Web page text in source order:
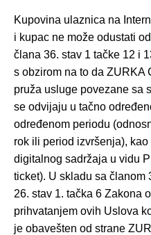
Kupovina ulaznica na
i kupac ne može odustati
člana 36. stav 1 tačke 12 i
s obzirom na to da ZURKA
pruža usluge povezane sa
se odvijaju u tačno
određenom periodu
rok ili period izvršenja),
digitalnog sadržaja u vidu
ticket). U skladu sa članom
26. stav 1. tačka 6 Zakona
prihvatanjem ovih Uslova
je obavešten od strane